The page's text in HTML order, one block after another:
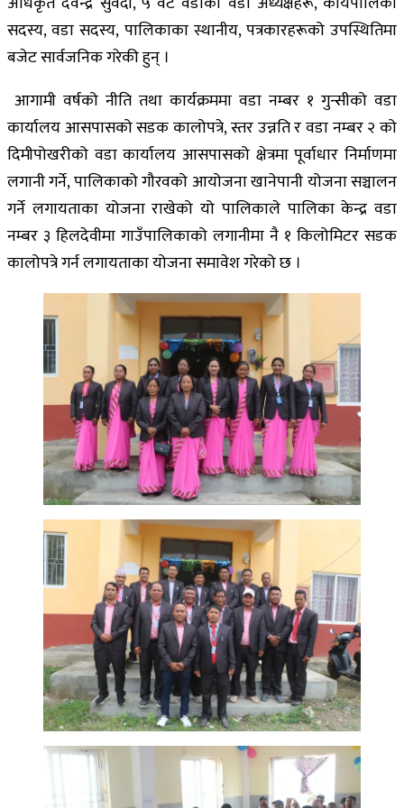
सदस्य, वडा सदस्य, पालिकाका स्थानीय, पत्रकारहरूको उपस्थितिमा
बजेट सार्वजनिक गरेकी हुन् ।
आगामी वर्षको नीति तथा कार्यक्रममा वडा नम्बर १ गुन्सीको वडा
कार्यालय आसपासको सडक कालोपत्रे, स्तर उन्नति र वडा नम्बर २ को
दिमीपोखरीको वडा कार्यालय आसपासको क्षेत्रमा पूर्वाधार निर्माणमा
लगानी गर्ने, पालिकाको गौरवको आयोजना खानेपानी योजना सञ्चालन
गर्ने लगायताका योजना राखेको यो पालिकाले पालिका केन्द्र वडा
नम्बर ३ हिलदेवीमा गाउँपालिकाको लगानीमा नै १ किलोमिटर सडक
कालोपत्रे गर्न लगायताका योजना समावेश गरेको छ ।